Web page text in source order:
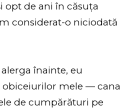
opt de ani în căsuța
considerat-o niciodată
înainte, eu
mele — cana
de cumpărături pe